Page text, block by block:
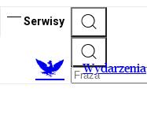
Serwisy
Wydarzenia